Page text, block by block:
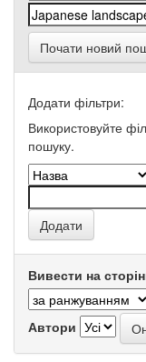
Почати новий
Додати фільтри:
Використовуйте
пошуку.
Вивести на
Автори